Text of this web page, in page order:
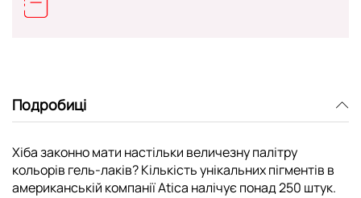
Подробиці
Хіба законно мати настільки величезну палітру
кольорів гель-лаків? Кількість унікальних пігментів в
американській компанії Atica налічує понад 250 штук.